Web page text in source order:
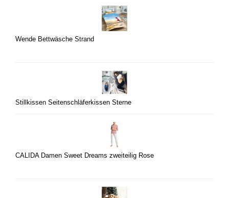
Wende Bettwäsche Strand
Stillkissen Seitenschläferkissen Sterne
CALIDA Damen Sweet Dreams zweiteilig Rose